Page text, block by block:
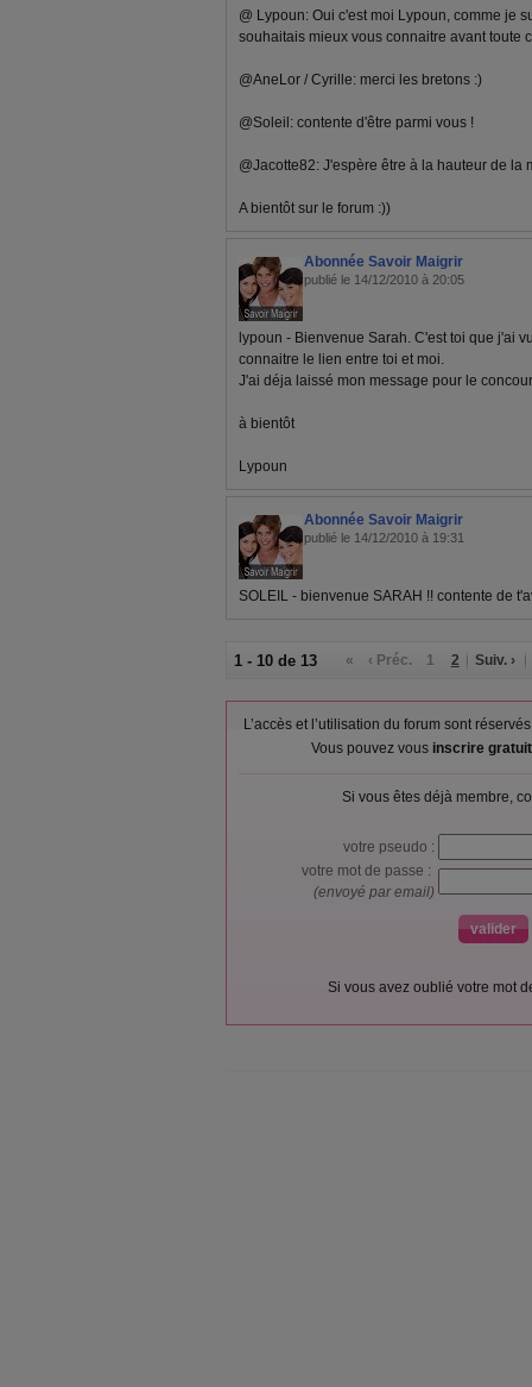
@ Lypoun: Oui c'est moi Lypoun, comme je
souhaitais mieux vous connaitre avant toute
@AneLor / Cyrille: merci les bretons :)
@Soleil: contente d'être parmi vous !
@Jacotte82: J'espère être à la hauteur de la
A bientôt sur le forum :))
Abonnée Savoir Maigrir
publié le 14/12/2010 à 20:05
lypoun - Bienvenue Sarah. C'est toi que j'ai
connaitre le lien entre toi et moi.
J'ai déja laissé mon message pour le
à bientôt
Lypoun
Abonnée Savoir Maigrir
publié le 14/12/2010 à 19:31
SOLEIL - bienvenue SARAH !! contente de
1 - 10 de 13 « ‹ Préc. 1 2 Suiv. ›
L’accès et l’utilisation du forum sont
Vous pouvez vous inscrire
Si vous êtes déjà membre,
votre pseudo :
votre mot de passe :
(envoyé par email)
Si vous avez oublié votre mot